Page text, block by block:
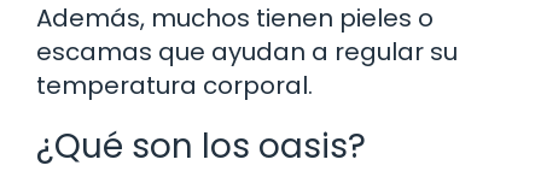
Además, muchos tienen pieles o
escamas que ayudan a regular su
temperatura corporal.
¿Qué son los oasis?